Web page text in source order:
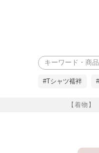
【着物】
検索
#Tシャツ襦袢